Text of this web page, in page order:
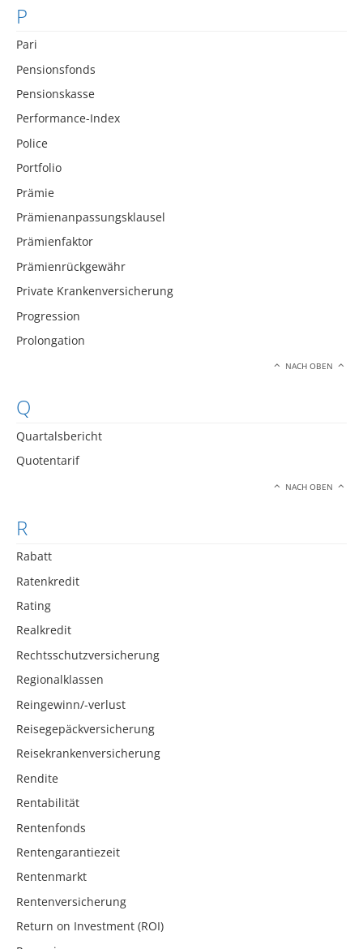
P
Pari
Pensionsfonds
Pensionskasse
Performance-Index
Police
Portfolio
Prämie
Prämienanpassungsklausel
Prämienfaktor
Prämienrückgewähr
Private Krankenversicherung
Progression
Prolongation
NACH OBEN
Q
Quartalsbericht
Quotentarif
NACH OBEN
R
Rabatt
Ratenkredit
Rating
Realkredit
Rechtsschutzversicherung
Regionalklassen
Reingewinn/-verlust
Reisegepäckversicherung
Reisekrankenversicherung
Rendite
Rentabilität
Rentenfonds
Rentengarantiezeit
Rentenmarkt
Rentenversicherung
Return on Investment (ROI)